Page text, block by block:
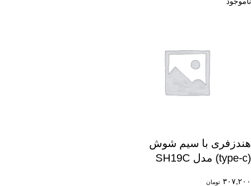
هندزفری با سیم شوش
(type-c) مدل SH19C
۳۰۷,۲۰۰ تومان